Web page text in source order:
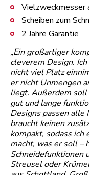
Vielzweckmesser
Scheiben zum
2 Jahre Garantie
„Ein großartiger
cleverem Design.
nicht viel Platz
er nicht Unmengen
liegt. Außerdem soll
gut und lange
Designs passen alle
braucht keinen
kompakt, sodass ich
macht, was er soll –
Schneidefunktionen
Streusel oder